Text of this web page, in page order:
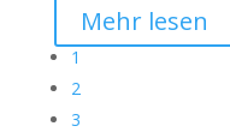
Mehr lesen
1
2
3